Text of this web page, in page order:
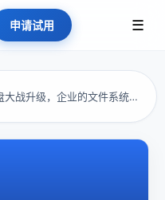
申请试用 ☰
云盘大战升级，企业的文件系统别再“站错队”